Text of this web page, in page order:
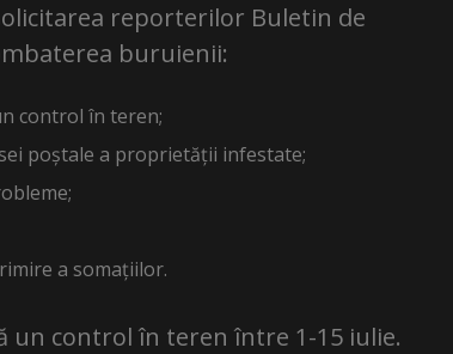
reporterilor Buletin de
buruienii:
control în teren;
poștale a proprietății infestate;
a somațiilor.
un control în teren între 1-15 iulie.